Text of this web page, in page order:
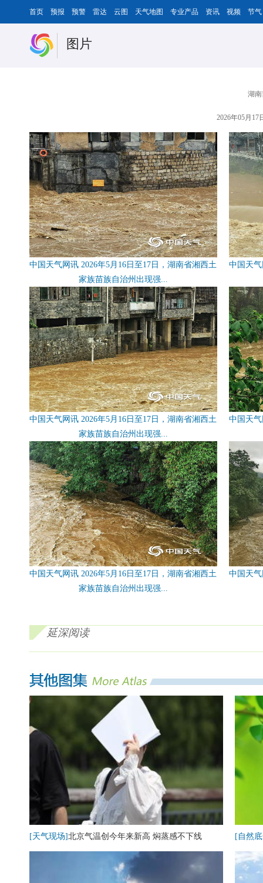
首页 预报 预警 雷达 云图 天气地图 专业产品 资讯 视频 节气
图片
湖
2026年05月17
中国天气网讯 2026年5月16日至17日，湖南省湘西土
家族苗族自治州出现强...
中国天
中国天气网讯 2026年5月16日至17日，湖南省湘西土
家族苗族自治州出现强...
中国天
中国天气网讯 2026年5月16日至17日，湖南省湘西土
家族苗族自治州出现强...
中国天
延深阅读
[天气现场]北京气温创今年来新高 焖蒸感不下线 [自然